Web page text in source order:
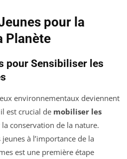
pour la
Planète
pour Sensibiliser les
environnementaux deviennent
est crucial de mobiliser les
conservation de la nature.
à l’importance de la
est une première étape